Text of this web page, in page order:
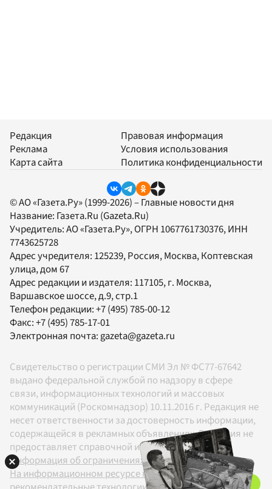
Редакция
Реклама
Карта сайта
Правовая информация
Условия использования
Политика конфиденциальности
© АО «Газета.Ру» (1999-2026) – Главные новости дня
Название: Газета.Ru (Gazeta.Ru)
Учредитель:АО «Газета.Ру», ОГРН 1067761730376, ИНН
7743625728
Адрес учредителя: 125239, Россия, Москва, Коптевская
улица, дом 67
Адрес редакции и издателя: 117105, г. Москва,
Варшавское шоссе, д.9, стр.1
Телефон редакции:+7 (495) 785-00-12
Факс:+7 (495) 785-17-01
Электронная почта:gazeta@gazeta.ru
Свидетельство о регистрации СМИ Эл № ФС77-67642
выдано федеральной службой по надзору в сфере
связи, информационных технологий и массовых
коммуникаций (Роскомнадзор) 10.11.2016 г. Редакция не
несет ответственности за достоверность информации,
содержащейся в рекламных объявлениях. Редакция не
предоставляет справочной информации.
Информация об ограничениях
На информационном ресурсе применяются